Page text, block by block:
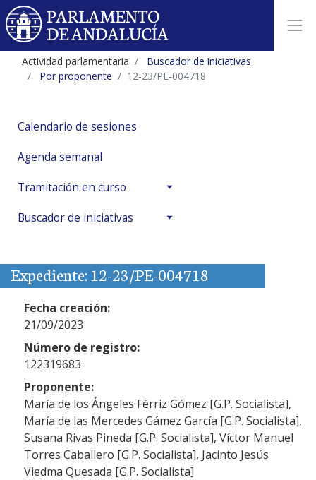
Actividad parlamentaria
Buscador de iniciativas
Por proponente
12-23/PE-004718
Calendario de sesiones
Agenda semanal
Tramitación en curso
Buscador de iniciativas
Expediente: 12-23/PE-004718
Fecha creación:
21/09/2023
Número de registro:
122319683
Proponente:
María de los Ángeles Férriz Gómez [G.P. Socialista],
María de las Mercedes Gámez García [G.P. Socialista],
Susana Rivas Pineda [G.P. Socialista], Víctor Manuel
Torres Caballero [G.P. Socialista], Jacinto Jesús
Viedma Quesada [G.P. Socialista]